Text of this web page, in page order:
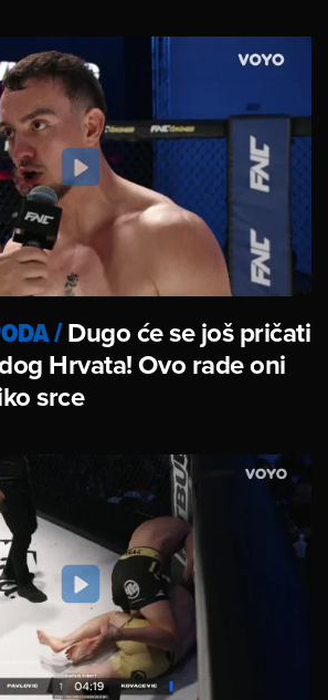
/Dugo će se još pričati
Hrvata! Ovo rade oni
srce